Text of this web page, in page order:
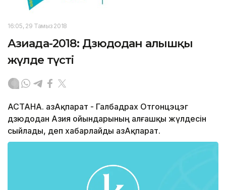
16:05, 29 Тамыз 2018
Азиада-2018: Дзюдодан алғышқы
жүлде түсті
АСТАНА. ҚазАқпарат - Галбадрах Отгонцэцэг
дзюдодан Азия ойындарының алғашқы жүлдесін
сыйлады, деп хабарлайды ҚазАқпарат.